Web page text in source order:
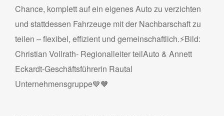
Chance, komplett auf ein eigenes Auto zu verzichten
und stattdessen Fahrzeuge mit der Nachbarschaft zu
teilen – flexibel, effizient und gemeinschaftlich.⚡Bild:
Christian Vollrath- Regionalleiter teilAuto & Annett
Eckardt-Geschäftsführerin Rautal
Unternehmensgruppe💙🧡